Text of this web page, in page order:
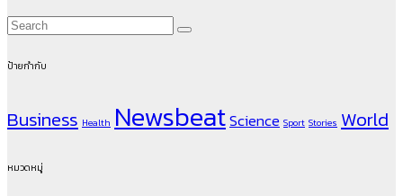
ป้ายกำกับ
Business Health NewsbeatScience Sport Stories World
หมวดหมู่